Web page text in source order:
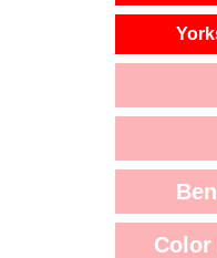
Color